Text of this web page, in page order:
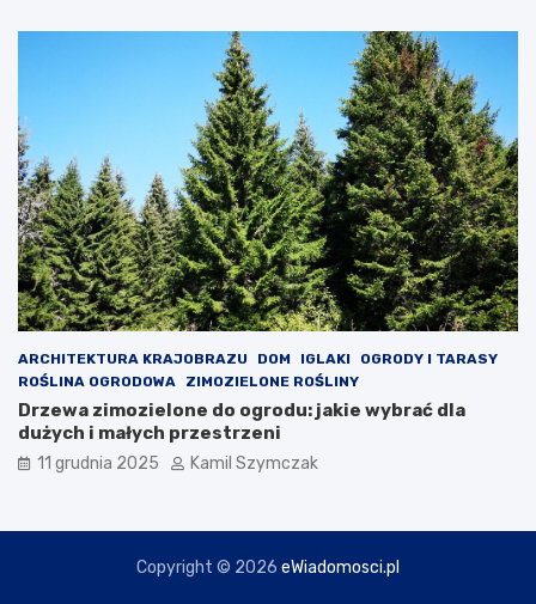
w
z
i
e
ć
?
ARCHITEKTURA KRAJOBRAZU DOM IGLAKI
OGRODY I TARASY
ROŚLINA OGRODOWA
ZIMOZIELONE ROŚLINY
Drzewa zimozielone do ogrodu: jakie wybrać dla
dużych i małych przestrzeni
11 grudnia 2025 Kamil Szymczak
Copyright © 2026 eWiadomosci.pl